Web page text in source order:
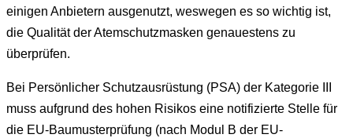
einigen Anbietern ausgenutzt, weswegen es so wichtig ist,
die Qualität der Atemschutzmasken genauestens zu
überprüfen.
Bei Persönlicher Schutzausrüstung (PSA) der Kategorie III
muss aufgrund des hohen Risikos eine notifizierte Stelle für
die EU-Baumusterprüfung (nach Modul B der EU-